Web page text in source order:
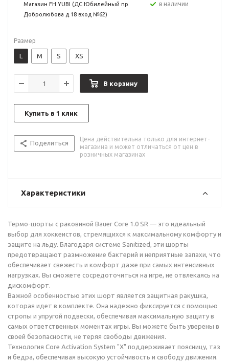
Магазин FH YUBI (ДС Юбилейный пр
Добролюбова д.18 вход №62)
в наличии
Размер
L M S XS
В корзину
Купить в 1 клик
Поделиться
Цена действительна только для интернет-
магазина и может отличаться от цен в
розничных магазинах
Характеристики
Термо-шорты с раковиной Bauer Core 1.0 SR — это идеальный
выбор для хоккеистов, стремящихся к максимальному комфорту и
защите на льду. Благодаря системе Sanitized, эти шорты
предотвращают размножение бактерий и неприятные запахи, что
обеспечивает свежесть и комфорт даже при самых интенсивных
нагрузках. Вы сможете сосредоточиться на игре, не отвлекаясь на
дискомфорт.
Важной особенностью этих шорт является защитная ракушка,
которая идет в комплекте. Она надежно фиксируется с помощью
стропы и упругой подвески, обеспечивая максимальную защиту в
самых ответственных моментах игры. Вы можете быть уверены в
своей безопасности, не теряя свободы движения.
Технология Core Activation System "X" поддерживает поясницу, таз
и бедра, обеспечивая высокую устойчивость и свободу движения.